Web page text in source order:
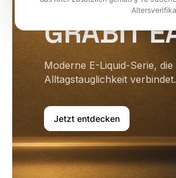
GRABIT
Moderne E-Liquid-Serie,
Alltagstauglichkeit verbindet.
Jetzt entdecken